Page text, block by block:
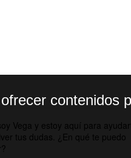
contenidos